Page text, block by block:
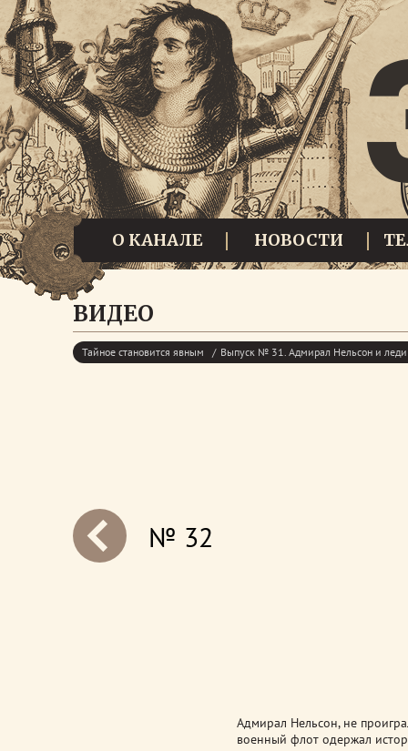
О КАНАЛЕ НОВОСТИ
ВИДЕО
Тайное становится явным Выпуск № 31. Адмирал Нельсон и леди
№ 32
Адмирал Нельсон, не
военный флот одержал